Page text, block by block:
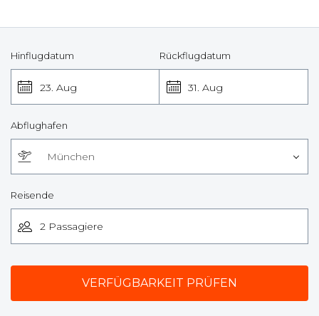
Hinflugdatum
23. Aug
Rückflugdatum
31. Aug
Abflughafen
München
Reisende